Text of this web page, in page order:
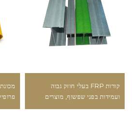
קורות FRP בעלי חוזק גבוה
ועמידות בפני שפשוף, מוצרים